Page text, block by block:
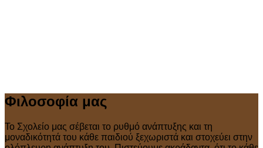
Φιλοσοφία μας
Το Σχολείο μας σέβεται το ρυθμό ανάπτυξης και τη
μοναδικότητά του κάθε παιδιού ξεχωριστά και στοχεύει στην